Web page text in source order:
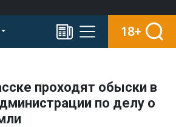
18+
проходят обыски в
по делу о